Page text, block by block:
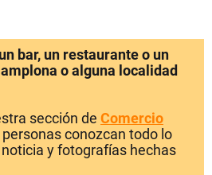
bar, un restaurante o un
o alguna localidad
sección de Comercio
conozcan todo lo
y fotografías hechas